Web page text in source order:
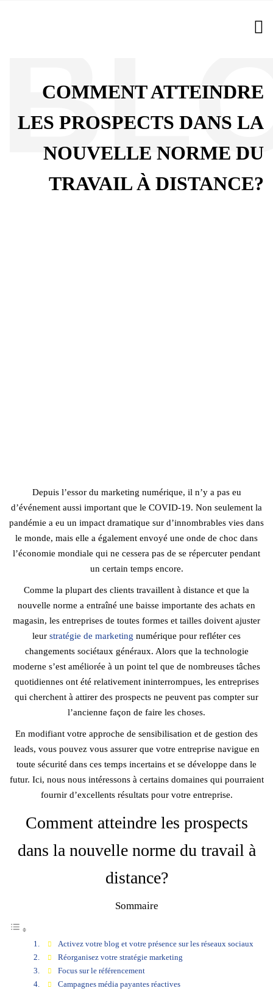
COMMENT ATTEINDRE
LES PROSPECTS DANS LA
NOUVELLE NORME DU
TRAVAIL À DISTANCE?
Depuis l’essor du marketing numérique, il n’y a pas eu
d’événement aussi important que le COVID-19. Non seulement la
pandémie a eu un impact dramatique sur d’innombrables vies dans
le monde, mais elle a également envoyé une onde de choc dans
l’économie mondiale qui ne cessera pas de se répercuter pendant
un certain temps encore.
Comme la plupart des clients travaillent à distance et que la
nouvelle norme a entraîné une baisse importante des achats en
magasin, les entreprises de toutes formes et tailles doivent ajuster
leur stratégie de marketing numérique pour refléter ces
changements sociétaux généraux. Alors que la technologie
moderne s’est améliorée à un point tel que de nombreuses tâches
quotidiennes ont été relativement ininterrompues, les entreprises
qui cherchent à attirer des prospects ne peuvent pas compter sur
l’ancienne façon de faire les choses.
En modifiant votre approche de sensibilisation et de gestion des
leads, vous pouvez vous assurer que votre entreprise navigue en
toute sécurité dans ces temps incertains et se développe dans le
futur. Ici, nous nous intéressons à certains domaines qui pourraient
fournir d’excellents résultats pour votre entreprise.
Comment atteindre les prospects
dans la nouvelle norme du travail à
distance?
Sommaire
Activez votre blog et votre présence sur les réseaux sociaux
Réorganisez votre stratégie marketing
Focus sur le référencement
Campagnes média payantes réactives